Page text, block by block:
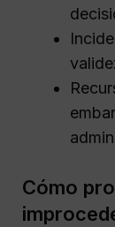
Cómo